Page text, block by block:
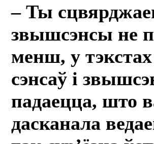
– Ты
звышсэнсы не
менш, у
сэнсаў і
падаецца, што
дасканала